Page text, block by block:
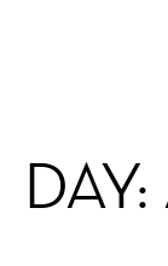
DAY: